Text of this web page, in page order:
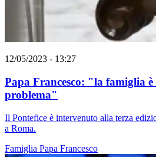
12/05/2023 - 13:27
Papa Francesco: "la famiglia
problema"
Il Pontefice è intervenuto alla terza
a Roma.
Famiglia Papa Francesco